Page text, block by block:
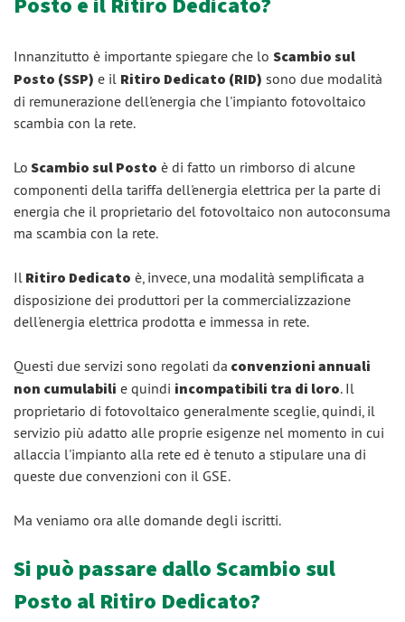
Innanzitutto è importante spiegare che lo Scambio sul
Posto (SSP) e il Ritiro Dedicato (RID) sono due modalità
di remunerazione dell'energia che l'impianto fotovoltaico
scambia con la rete.
Lo Scambio sul Posto è di fatto un rimborso di alcune
componenti della tariffa dell'energia elettrica per la parte di
energia che il proprietario del fotovoltaico non autoconsuma
ma scambia con la rete.
Il Ritiro Dedicato è, invece, una modalità semplificata a
disposizione dei produttori per la commercializzazione
dell'energia elettrica prodotta e immessa in rete.
Questi due servizi sono regolati da convenzioni annuali
non cumulabili e quindi incompatibili tra di loro. Il
proprietario di fotovoltaico generalmente sceglie, quindi, il
servizio più adatto alle proprie esigenze nel momento in cui
allaccia l'impianto alla rete ed è tenuto a stipulare una di
queste due convenzioni con il GSE.
Ma veniamo ora alle domande degli iscritti.
Si può passare dallo Scambio sul
Posto al Ritiro Dedicato?